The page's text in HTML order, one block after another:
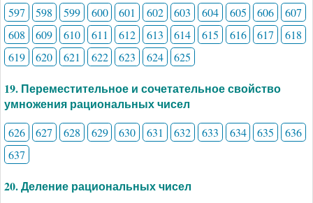
597
598 599 600 601 602 603 604 605 606
607
608
609 610 611 612 613 614 615 616 617
618
619
620 621 622 623 624 625
19. Переместительное и сочетательное свойство
умножения рациональных чисел
626 627 628 629 630 631 632 633 634 635
636
637
20. Деление рациональных чисел